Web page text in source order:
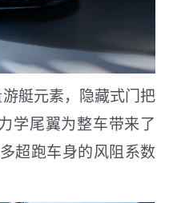
艇元素，隐藏式门把
学尾翼为整车带来了
超跑车身的风阻系数